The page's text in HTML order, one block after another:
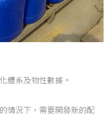
體系及物性數據。
情況下，需要開發新的配